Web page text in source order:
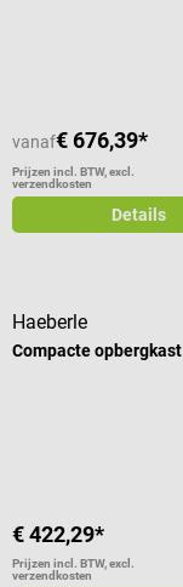
vanaf€ 676,39*
Prijzen incl. BTW, excl.
verzendkosten
Details
Haeberle
Compacte opbergkast
€ 422,29*
Prijzen incl. BTW, excl.
verzendkosten